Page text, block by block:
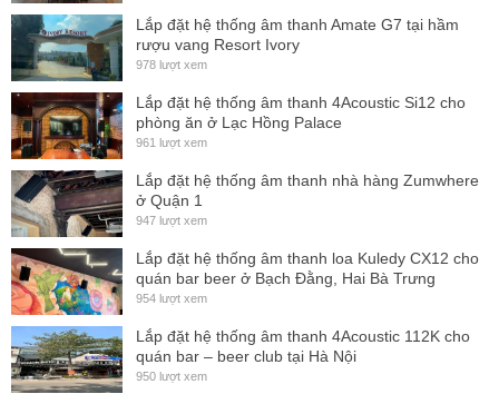
Hơn nữa, đôi loa được thiết kế với cấu trúc treo, có thể treo
tường để tiết kiệm không gian phòng hát.
Loa PCS-108M cócông suất khởi điểm loa 250W,
chương trình 500W và đạt tối đa 1000W nên âm thanh ra loa
luôn chắc tiếng, mạnh mẽ, khuấy động mọi không gian khi
chơi những bản nhạc sôi động. Nhưng âm thanh sẽ mềm
mại, uyển chuyển khi chơi những bản nhạc chữ tình,
bolero,...
Loa bass có kích thước 8 inches, tiếng bass rất rõ ràng, giúp
người dùng có thể cảm nhận được rõ các chi tiết, âm điệu
Lắp đặt hệ thống âm thanh Amate G7 tại hầm
rượu vang Resort Ivory
978 lượt xem
Lắp đặt hệ thống âm thanh 4Acoustic Si12 cho
phòng ăn ở Lạc Hồng Palace
961 lượt xem
Lắp đặt hệ thống âm thanh nhà hàng Zumwhere
ở Quận 1
947 lượt xem
Lắp đặt hệ thống âm thanh loa Kuledy CX12 cho
quán bar beer ở Bạch Đằng, Hai Bà Trưng
954 lượt xem
Lắp đặt hệ thống âm thanh 4Acoustic 112K cho
quán bar – beer club tại Hà Nội
950 lượt xem